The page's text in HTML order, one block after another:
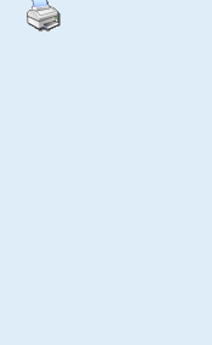
El Carmen de
HONORARIOS,
sueldo?